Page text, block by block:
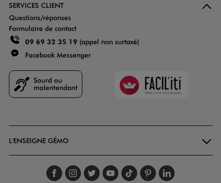
SERVICES CLIENT
Questions/réponses
Formulaire de contact
09 69 32 35 19 (appel non surtaxé)
Facebook Messenger
Faciliti
L'ENSEIGNE GÉMO